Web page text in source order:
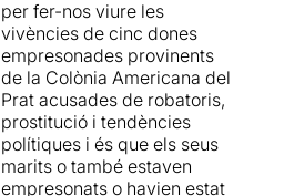
vegades, han quedat
eclipsades per d’altres més
populars. Ens recorda en
una escena, a través de la
divertida Rocío,La
Desbandá, la matança que
va ocórrer a la carretera
entre Màlaga i Almeria quan
de les Corts.
Amb una escenografia
senzilla però funcional,
l'espectacle canalitza
l'essència del missatge a
transmetre a través d'una
bona barreja de llums,
música i coreografies. Tres
per fer-nos viure les
vivències de cinc dones
empresonades provinents
de la Colònia Americana del
Prat acusades de robatoris,
prostitució i tendències
polítiques i és que els seus
marits o també estaven
empresonats o havien estat